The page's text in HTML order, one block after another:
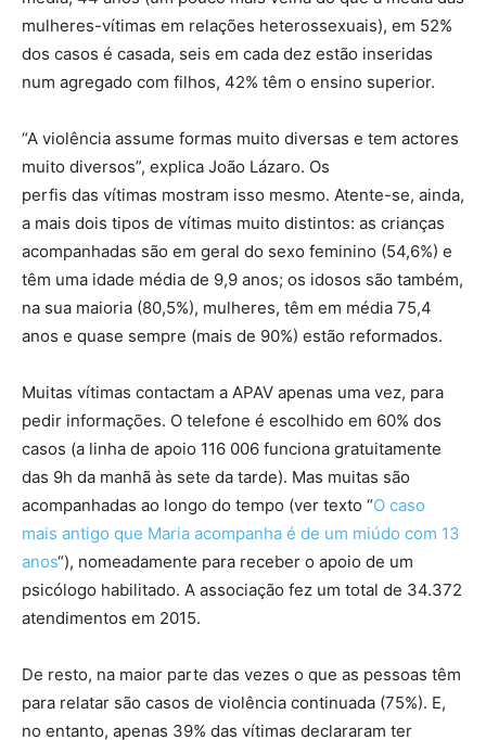
mulheres-vítimas em relações heterossexuais), em 52%
dos casos é casada, seis em cada dez estão inseridas
num agregado com filhos, 42% têm o ensino superior.
“A violência assume formas muito diversas e tem actores
muito diversos”, explica João Lázaro. Os
perfis das vítimas mostram isso mesmo. Atente-se, ainda,
a mais dois tipos de vítimas muito distintos: as crianças
acompanhadas são em geral do sexo feminino (54,6%) e
têm uma idade média de 9,9 anos; os idosos são também,
na sua maioria (80,5%), mulheres, têm em média 75,4
anos e quase sempre (mais de 90%) estão reformados.
Muitas vítimas contactam a APAV apenas uma vez, para
pedir informações. O telefone é escolhido em 60% dos
casos (a linha de apoio 116 006 funciona gratuitamente
das 9h da manhã às sete da tarde). Mas muitas são
acompanhadas ao longo do tempo (ver texto “O caso
mais antigo que Maria acompanha é de um miúdo com 13
anos“), nomeadamente para receber o apoio de um
psicólogo habilitado. A associação fez um total de 34.372
atendimentos em 2015.
De resto, na maior parte das vezes o que as pessoas têm
para relatar são casos de violência continuada (75%). E,
no entanto, apenas 39% das vítimas declararam ter